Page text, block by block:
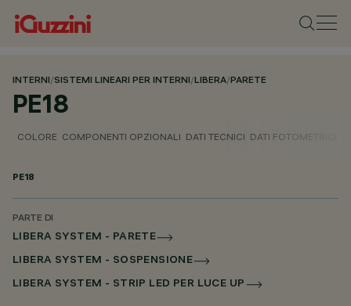
INTERNI/SISTEMI LINEARI PER INTERNI/LIBERA/PARETE
PE18
COLORE COMPONENTI OPZIONALI DATI TECNICI DATI FOTOMETRICI
PE18
PARTE DI
LIBERA SYSTEM - PARETE
LIBERA SYSTEM - SOSPENSIONE
LIBERA SYSTEM - STRIP LED PER LUCE UP